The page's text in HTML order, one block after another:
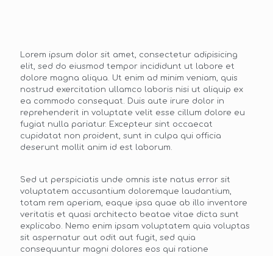
Lorem ipsum dolor sit amet, consectetur adipisicing
elit, sed do eiusmod tempor incididunt ut labore et
dolore magna aliqua. Ut enim ad minim veniam, quis
nostrud exercitation ullamco laboris nisi ut aliquip ex
ea commodo consequat. Duis aute irure dolor in
reprehenderit in voluptate velit esse cillum dolore eu
fugiat nulla pariatur. Excepteur sint occaecat
cupidatat non proident, sunt in culpa qui officia
deserunt mollit anim id est laborum.
Sed ut perspiciatis unde omnis iste natus error sit
voluptatem accusantium doloremque laudantium,
totam rem aperiam, eaque ipsa quae ab illo inventore
veritatis et quasi architecto beatae vitae dicta sunt
explicabo. Nemo enim ipsam voluptatem quia voluptas
sit aspernatur aut odit aut fugit, sed quia
consequuntur magni dolores eos qui ratione